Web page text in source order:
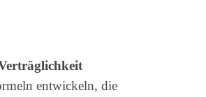
entwickeln, die